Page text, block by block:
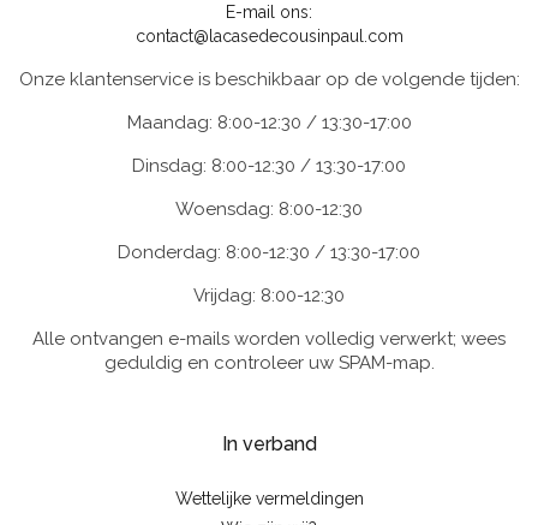
E-mail ons:
contact@lacasedecousinpaul.com
Onze klantenservice is beschikbaar op de volgende tijden:
Maandag: 8:00-12:30 / 13:30-17:00
Dinsdag: 8:00-12:30 / 13:30-17:00
Woensdag: 8:00-12:30
Donderdag: 8:00-12:30 / 13:30-17:00
Vrijdag: 8:00-12:30
Alle ontvangen e-mails worden volledig verwerkt; wees
geduldig en controleer uw SPAM-map.
In verband
Wettelijke vermeldingen